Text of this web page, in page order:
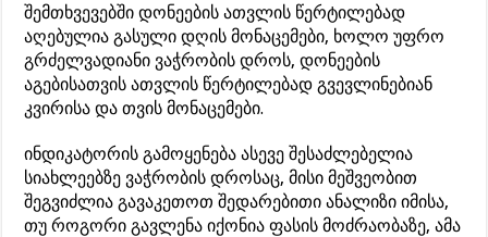
შემთხვევებში დონეების ათვლის წერტილებად
აღებულია გასული დღის მონაცემები, ხოლო უფრო
გრძელვადიანი ვაჭრობის დროს, დონეების
აგებისათვის ათვლის წერტილებად გვევლინებიან
კვირისა და თვის მონაცემები.
ინდიკატორის გამოყენება ასევე შესაძლებელია
სიახლეებზე ვაჭრობის დროსაც, მისი მეშვეობით
შეგვიძლია გავაკეთოთ შედარებითი ანალიზი იმისა,
თუ როგორი გავლენა იქონია ფასის მოძრაობაზე, ამა